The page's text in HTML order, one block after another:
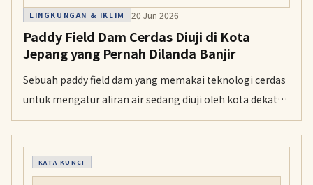
LINGKUNGAN & IKLIM 20 Jun 2026
Paddy Field Dam Cerdas Diuji di Kota
Jepang yang Pernah Dilanda Banjir
Sebuah paddy field dam yang memakai teknologi cerdas
untuk mengatur aliran air sedang diuji oleh kota dekat
Tokyo yang mengalami banjir tiga tahun lalu. Sistem ini
membantu menahan air hujan di sawah dan
meringankan beban petani dalam mengelola lahan
mereka.
KATA KUNCI